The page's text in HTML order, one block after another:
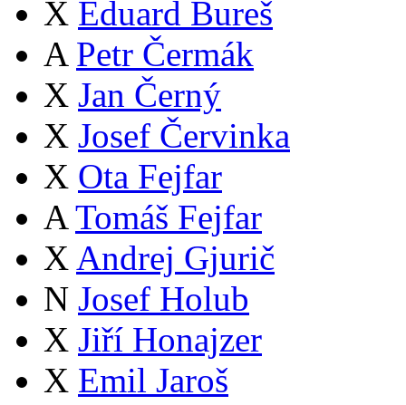
X Eduard Bureš
A Petr Čermák
X Jan Černý
X Josef Červinka
X Ota Fejfar
A Tomáš Fejfar
X Andrej Gjurič
N Josef Holub
X Jiří Honajzer
X Emil Jaroš